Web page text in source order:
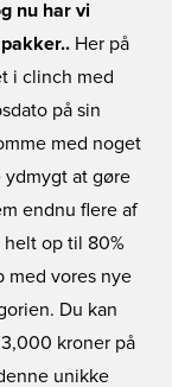
nu har vi
Her på
i clinch med
på sin
med noget
at gøre
endnu flere af
op til 80%
med vores nye
Du kan
kroner på
unikke